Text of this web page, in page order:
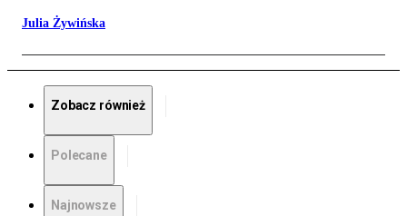
Julia Żywińska
Zobacz również
Polecane
Najnowsze